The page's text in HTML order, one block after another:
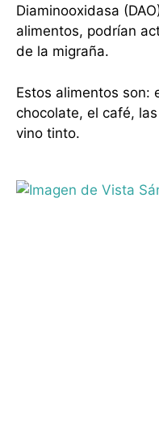
Diaminooxidasa
alimentos, podrían
de la migraña.
Estos alimentos son:
chocolate, el café,
vino tinto.